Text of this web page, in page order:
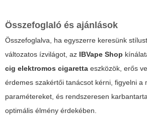
Összefoglaló és ajánlások
Összefoglalva, ha egyszerre keresünk
változatos ízvilágot, az IBVape Shop
cig elektromos cigaretta eszközök, erős
érdemes szakértői tanácsot kérni, figyelni a
paramétereket, és rendszeresen
optimális élmény érdekében.